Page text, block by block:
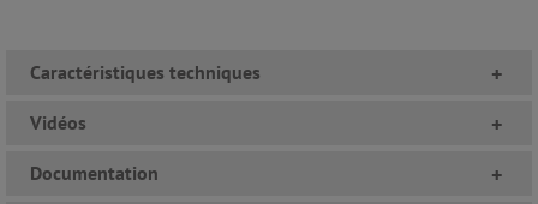
Caractéristiques techniques +
Vidéos +
Documentation +